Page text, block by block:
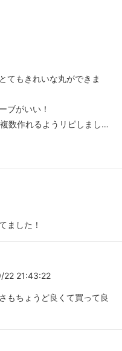
てもきれいな丸ができま
ブがいい！
数作れるようリピしまし
ました！
22 21:43:22
もちょうど良くて買って良